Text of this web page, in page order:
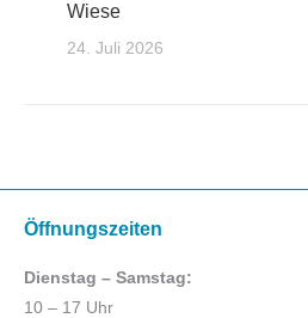
Wiese
24. Juli 2026
Öffnungszeiten
Dienstag – Samstag:
10 – 17 Uhr